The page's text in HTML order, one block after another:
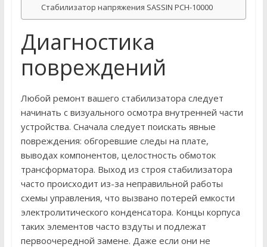
Стабилизатор напряжения SASSIN PCH-10000
Диагностика
повреждений
Любой ремонт вашего стабилизатора следует
начинать с визуального осмотра внутренней части
устройства. Сначала следует поискать явные
повреждения: обгоревшие следы на плате,
выводах компонентов, целостность обмоток
трансформатора. Выход из строя стабилизатора
часто происходит из-за неправильной работы
схемы управления, что вызвано потерей емкости
электролитического конденсатора. Концы корпуса
таких элементов часто вздуты и подлежат
первоочередной замене. Даже если они не